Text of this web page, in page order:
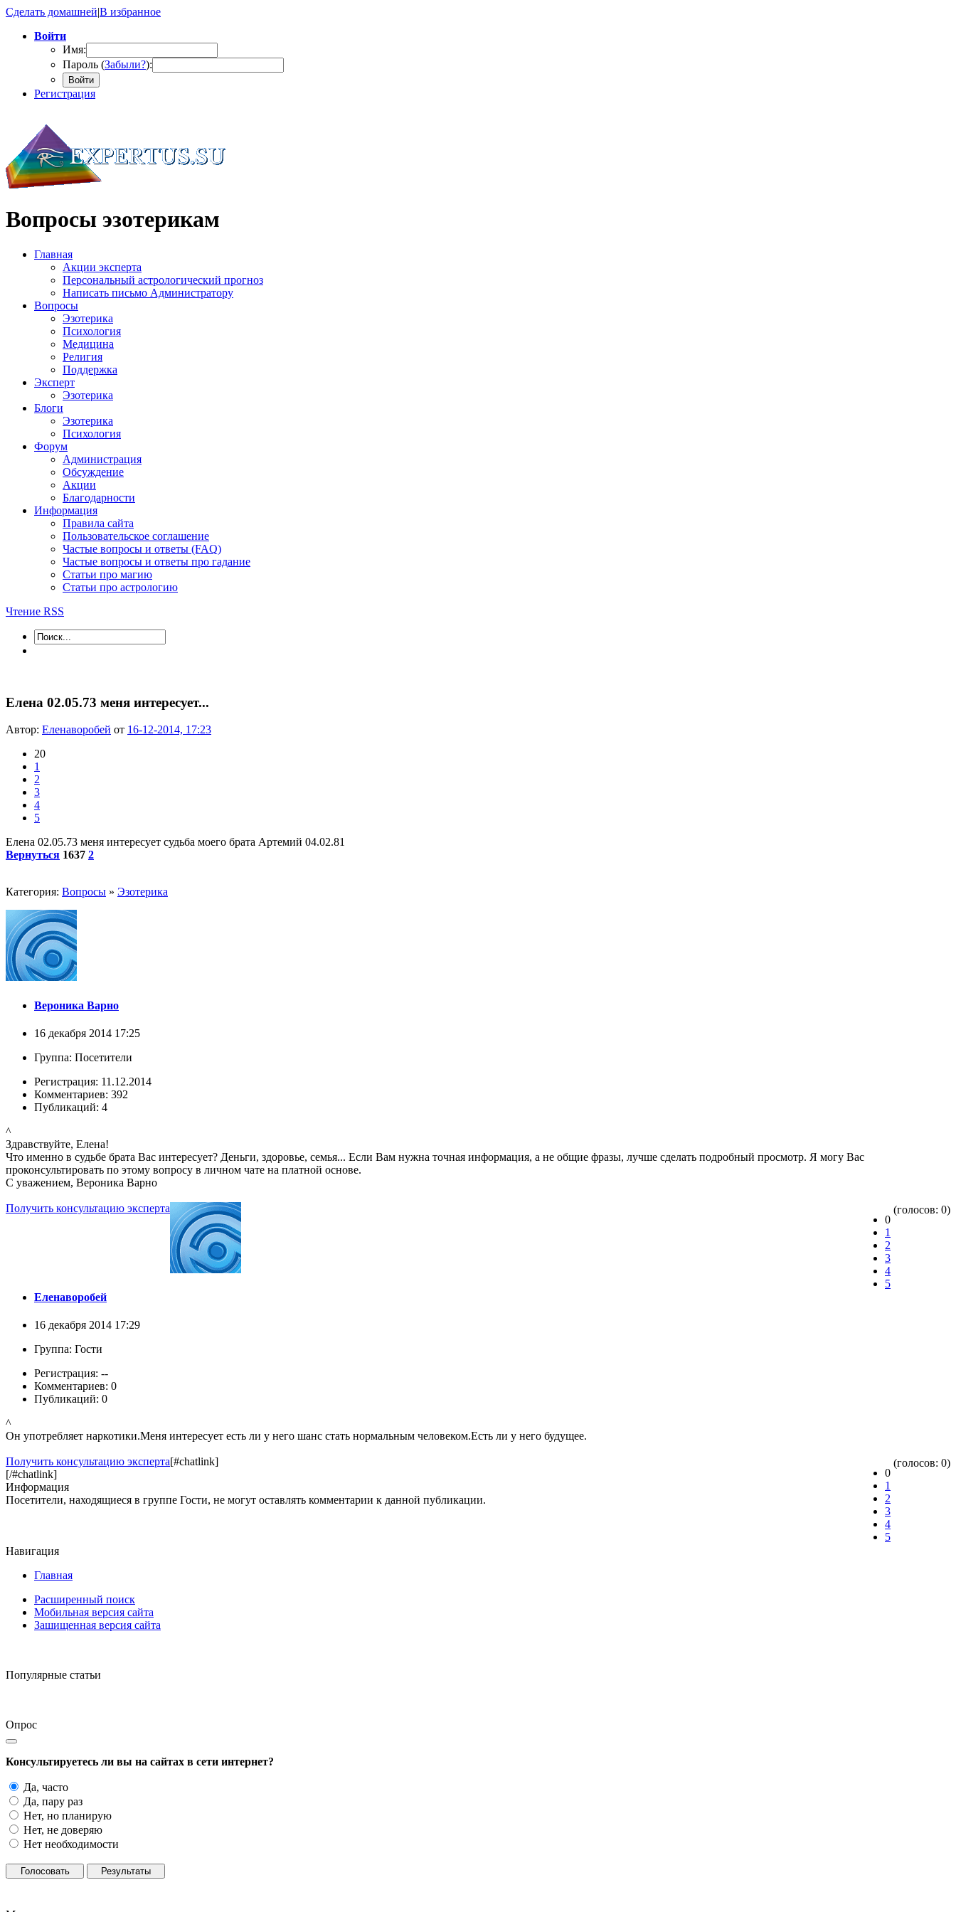
Сделать домашней|В избранное
Войти
Имя:
Пароль (Забыли?):
Войти
Регистрация
Вопросы эзотерикам
Главная
Акции эксперта
Персональный астрологический прогноз
Написать письмо Администратору
Вопросы
Эзотерика
Психология
Медицина
Религия
Поддержка
Эксперт
Эзотерика
Блоги
Эзотерика
Психология
Форум
Администрация
Обсуждение
Акции
Благодарности
Информация
Правила сайта
Пользовательское соглашение
Частые вопросы и ответы (FAQ)
Частые вопросы и ответы про гадание
Статьи про магию
Статьи про астрологию
Чтение RSS
Елена 02.05.73 меня интересует...
Автор: Еленаворобей от 16-12-2014, 17:23
20
1
2
3
4
5
Елена 02.05.73 меня интересует судьба моего брата Артемий 04.02.81
Вернуться 1637 2
Категория: Вопросы » Эзотерика
Вероника Варно
16 декабря 2014 17:25
Группа: Посетители
Регистрация: 11.12.2014
Комментариев: 392
Публикаций: 4
^
Здравствуйте, Елена!
Что именно в судьбе брата Вас интересует? Деньги, здоровье, семья... Если Вам нужна точная информация, а не общие фразы, лучше сделать подробный просмотр. Я могу Вас
проконсультировать по этому вопросу в личном чате на платной основе.
С уважением, Вероника Варно
Получить консультацию эксперта
0
1
2
3
4
5
(голосов: 0)
Еленаворобей
16 декабря 2014 17:29
Группа: Гости
Регистрация: --
Комментариев: 0
Публикаций: 0
^
Он употребляет наркотики.Меня интересует есть ли у него шанс стать нормальным человеком.Есть ли у него будущее.
[#chatlink]
Получить консультацию эксперта
0
1
2
3
4
5
(голосов: 0)
[/#chatlink]
Информация
Посетители, находящиеся в группе Гости, не могут оставлять комментарии к данной публикации.
Навигация
Главная
Расширенный поиск
Мобильная версия сайта
Зашищенная версия сайта
Популярные статьи
Опрос
Консультируетесь ли вы на сайтах в сети интернет?
Да, часто
Да, пару раз
Нет, но планирую
Нет, не доверяю
Нет необходимости
Голосовать Результаты